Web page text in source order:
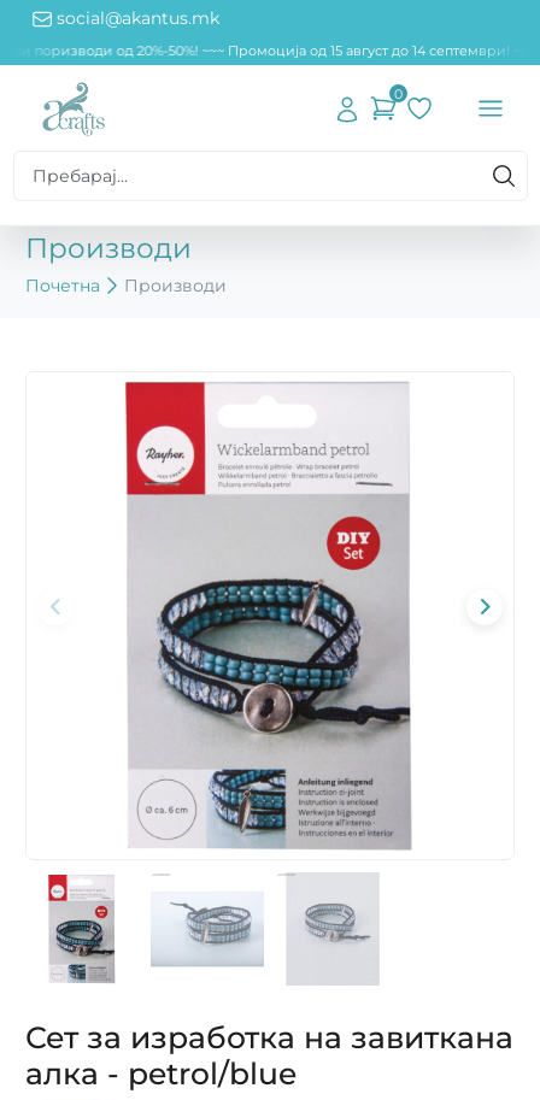
social@akantus.mk
поризводи од 20%-50%! ~~~ Промоција од 15 август до 14 септември!
0
Производи
Почетна Производи
Сет за изработка на завиткана
алка - petrol/blue